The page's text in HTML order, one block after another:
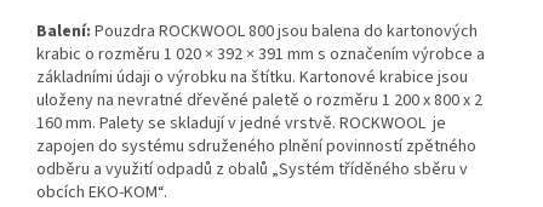
Balení: Pouzdra ROCKWOOL 800 jsou balena do kartonových
krabic o rozměru 1 020 × 392 × 391 mm s označením výrobce a
základními údaji o výrobku na štítku. Kartonové krabice jsou
uloženy na nevratné dřevěné paletě o rozměru 1 200 x 800 x 2
160 mm. Palety se skladují v jedné vrstvě. ROCKWOOL je
zapojen do systému sdruženého plnění povinností zpětného
odběru a využití odpadů z obalů „Systém tříděného sběru v
obcích EKO-KOM“.